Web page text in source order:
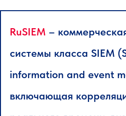
RuSIEM –
системы класса SIEM
information and event
включающая